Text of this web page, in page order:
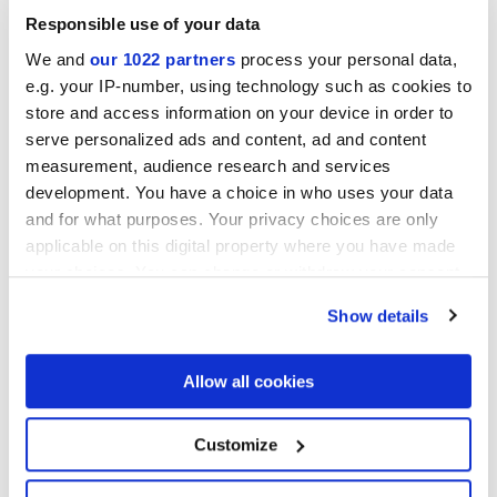
Responsible use of your data
We and our 1022 partners process your personal data,
e.g. your IP-number, using technology such as cookies to
store and access information on your device in order to
serve personalized ads and content, ad and content
measurement, audience research and services
development. You have a choice in who uses your data
and for what purposes. Your privacy choices are only
applicable on this digital property where you have made
your choices. You can change or withdraw your consent
If you allow, we would also like to:
Collect information about your geographical
location which can be accurate to within several
Identify your device by actively scanning it for
specific characteristics (fingerprinting)
Show details
Allow all cookies
Customize
ARIALUCE CURVE AVORIO ARIALUCE CURVE
NATURALE
ARIALUCE CURVE BLU ARIALUCE CURVE VERDE